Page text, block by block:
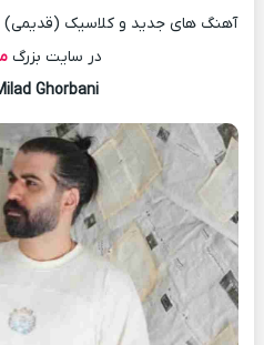
آهنگ های جدید و کلاسیک (قدیمی)
در سایت بزرگ
Ghorbani